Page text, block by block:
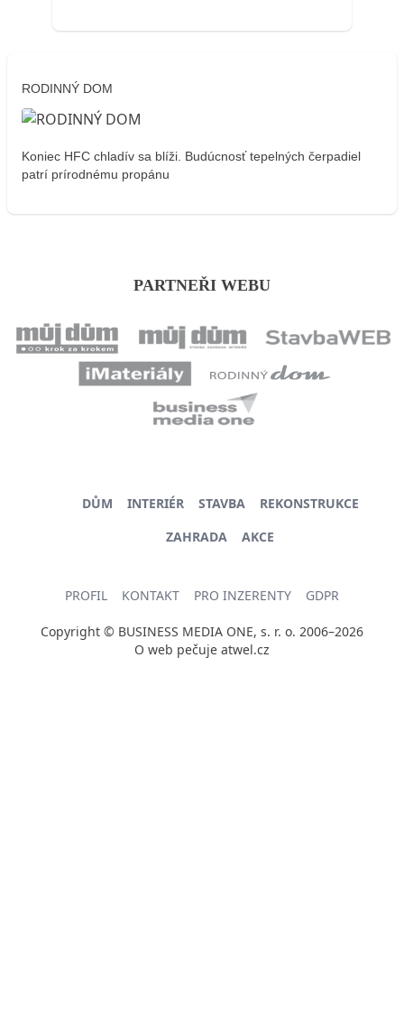
RODINNÝ DOM
Koniec HFC chladív sa blíži. Budúcnosť tepelných čerpadiel
patrí prírodnému propánu
PARTNEŘI WEBU
DŮM INTERIÉR STAVBA
REKONSTRUKCE
ZAHRADA
AKCE
PROFIL KONTAKT PRO INZERENTY GDPR
Copyright © BUSINESS MEDIA ONE, s. r. o. 2006–2026